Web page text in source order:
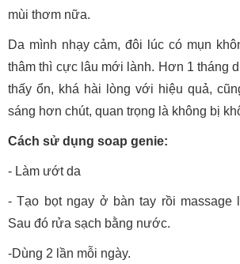
mùi thơm nữa.
Da mình nhạy cảm, đôi lúc có mụn
thâm thì cực lâu mới lành. Hơn 1 tháng
thấy ổn, khá hài lòng với hiệu quả,
sáng hơn chút, quan trọng là không bị
Cách sử dụng soap genie:
- Làm ướt da
- Tạo bọt ngay ở bàn tay rồi massage
Sau đó rửa sạch bằng nước.
-Dùng 2 lần mỗi ngày.